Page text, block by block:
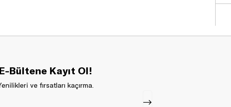
E-Bültene Kayıt Ol!
ve fırsatları kaçırma.